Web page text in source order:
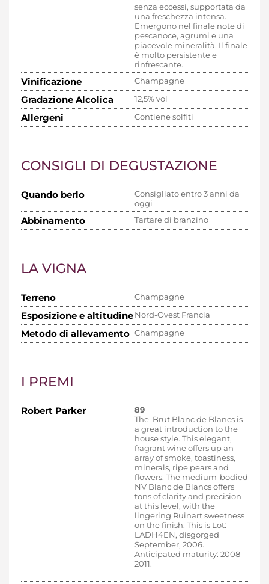
senza eccessi, supportata da
una freschezza intensa.
Emergono nel finale note di
pescanoce, agrumi e una
piacevole mineralità. Il finale
è molto persistente e
rinfrescante.
Vinificazione Champagne
Gradazione Alcolica 12,5% vol
Allergeni Contiene solfiti
CONSIGLI DI DEGUSTAZIONE
Quando berlo
Consigliato entro 3 anni da
oggi
Abbinamento Tartare di branzino
LA VIGNA
Terreno Champagne
Esposizione e altitudineNord-Ovest Francia
Metodo di allevamento Champagne
I PREMI
Robert Parker
89
The Brut Blanc de Blancs is
a great introduction to the
house style. This elegant,
fragrant wine offers up an
array of smoke, toastiness,
minerals, ripe pears and
flowers. The medium-bodied
NV Blanc de Blancs offers
tons of clarity and precision
at this level, with the
lingering Ruinart sweetness
on the finish. This is Lot:
LADH4EN, disgorged
September, 2006.
Anticipated maturity: 2008-
2011.